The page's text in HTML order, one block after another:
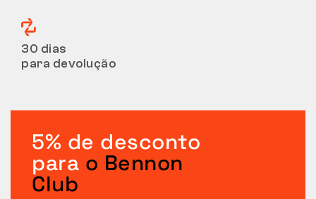
30 dias
para devolução
5% de desconto
para o Bennon
Club